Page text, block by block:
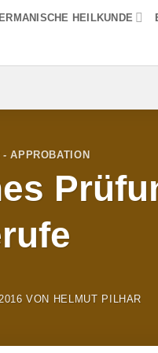
HEILKUNDE
- APPROBATION
VON HELMUT PILHAR